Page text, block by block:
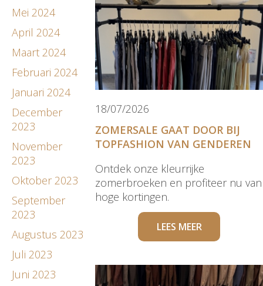
Mei 2024
April 2024
Maart 2024
Februari 2024
Januari 2024
December
2023
November
2023
Oktober 2023
September
2023
Augustus 2023
Juli 2023
Juni 2023
18/07/2026
ZOMERSALE GAAT DOOR BIJ
TOPFASHION VAN GENDEREN
Ontdek onze kleurrijke
zomerbroeken en profiteer nu van
hoge kortingen.
LEES MEER